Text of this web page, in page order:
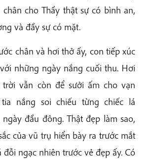
cho Thầy thật sự có bình an,
và đầy sự có mặt.
chân và hơi thở ấy, con tiếp xúc
những ngày nắng cuối thu. Hơi
vẫn còn để sưởi ấm cho vạn
nắng soi chiếu từng chiếc lá
đầu đông. Thật đẹp làm sao,
của vũ trụ hiển bày ra trước mắt
đỗi ngạc nhiên trước vẻ đẹp ấy. Có